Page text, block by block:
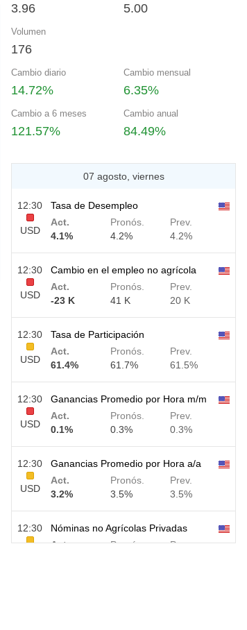
3.96 5.00
Volumen
176
Cambio diario
14.72%
Cambio mensual
6.35%
Cambio a 6 meses
121.57%
Cambio anual
84.49%
07 agosto, viernes
12:30
USD
Tasa de Desempleo
Act.
4.1%
Pronós.
4.2%
Prev.
4.2%
12:30
USD
Cambio en el empleo no agrícola
Act.
-23 K
Pronós.
41 K
Prev.
20 K
12:30
USD
Tasa de Participación
Act.
61.4%
Pronós.
61.7%
Prev.
61.5%
12:30
USD
Ganancias Promedio por Hora m/m
Act.
0.1%
Pronós.
0.3%
Prev.
0.3%
12:30
USD
Ganancias Promedio por Hora a/a
Act.
3.2%
Pronós.
3.5%
Prev.
3.5%
12:30
Nóminas no Agrícolas Privadas
Act.
Pronós.
Prev.